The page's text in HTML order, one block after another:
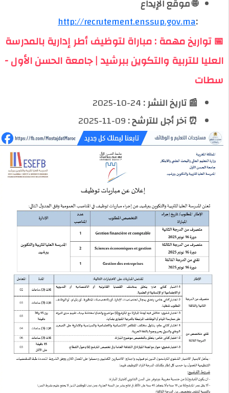
🌐 موقع الإيداع
http://recrutement.enssup.gov.ma
📅 تواريخ مهمة : مباراة لتوظيف أطر إدارية بالمدرسة
العليا للتربية والتكوين ببرشيد | جامعة الحسن الأول -
سطات
📰 تاريخ النشر :24-10-2025
⏰ آخر أجل للترشح :09-11-2025